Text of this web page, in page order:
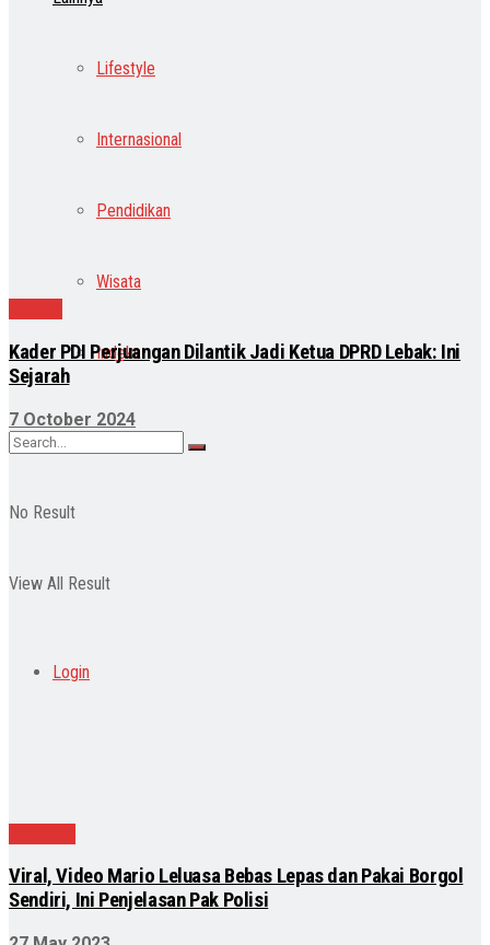
Lifestyle
Internasional
Pendidikan
Wisata
Indeks
No Result
View All Result
Login
Kader PDI Perjuangan Dilantik Jadi Ketua DPRD Lebak: Ini
Sejarah
7 October 2024
Viral, Video Mario Leluasa Bebas Lepas dan Pakai Borgol
Sendiri, Ini Penjelasan Pak Polisi